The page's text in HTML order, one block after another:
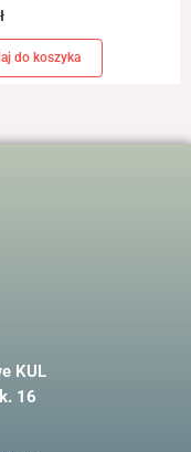
do koszyka
KUL
16